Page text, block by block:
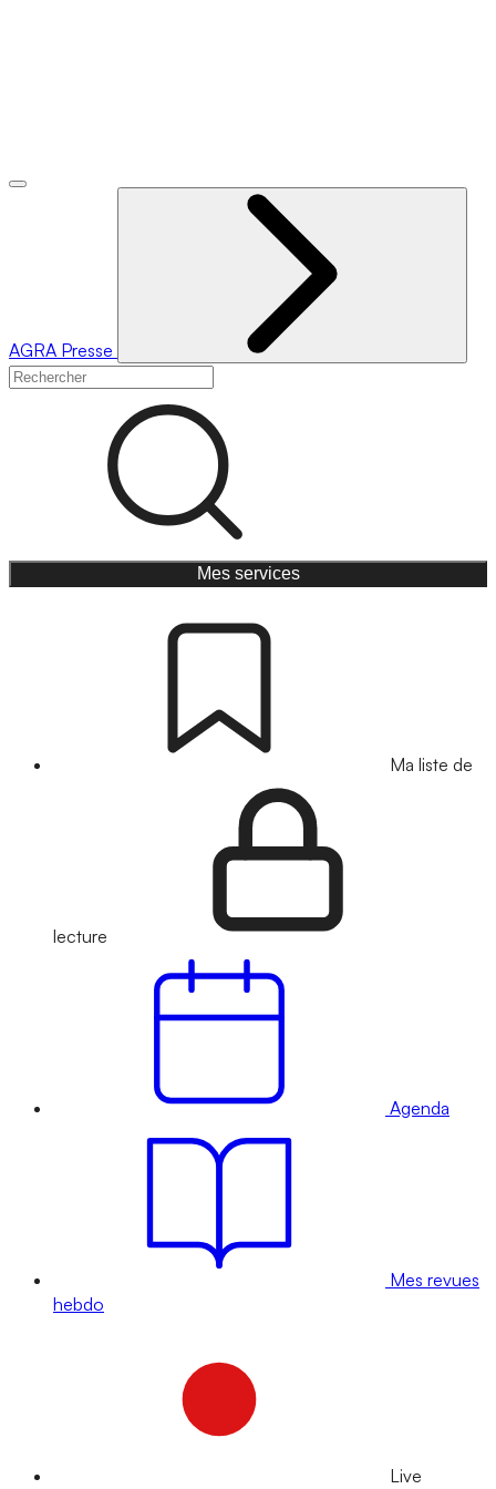
AGRA Presse
Mes services
Ma liste de
lecture
Agenda
Mes revues
hebdo
Live